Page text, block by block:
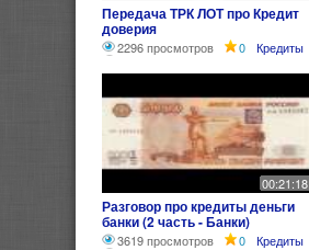
Передача ТРК ЛОТ про Кредит
доверия
2296 просмотров 0 Кредиты
00:21:18
Разговор про кредиты деньги
банки (2 часть - Банки)
3619 просмотров 0 Кредиты